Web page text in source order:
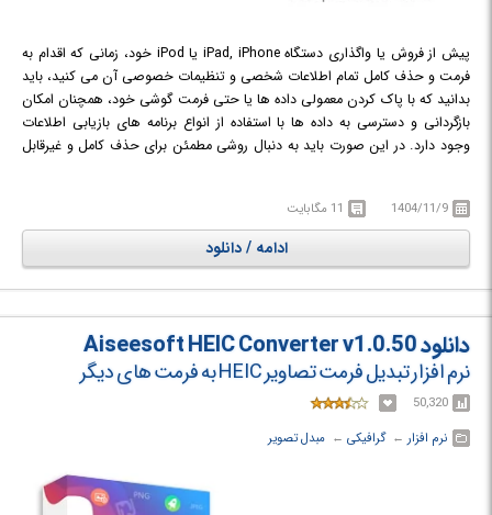
پیش از فروش یا واگذاری دستگاه iPad, iPhone یا iPod خود، زمانی که اقدام به
فرمت و حذف کامل تمام اطلاعات شخصی و تنظیمات خصوصی آن می کنید، باید
بدانید که با پاک کردن معمولی داده ها یا حتی فرمت گوشی خود، همچنان امکان
بازگردانی و دسترسی به داده ها با استفاده از انواع برنامه های بازیابی اطلاعات
وجود دارد. در این صورت باید به دنبال روشی مطمئن برای حذف کامل و غیرقابل
دیگر از دستگاه آی او اس است. این نرم افزار با پشتیبانی از انواع دستگاه های
iOS، علاوه بر فرمت کامل عکس ها، فیلم ها، پیام های متنی، گزارش تماس ها و
... ، قادر به حذف کامل داده های محرمانه ای مانند اکانت های شخصی و گذرواژه
ها، سوابق بانکی، داده های مالی و ... است. Coolmuster iOS Eraser سه سطح
سریع، روش دوم پاک‌سازی داده ها با بازنویسی تمام داده های موجود و حذف
رونویسی می کند و در واقع ایمن ترین گزینه برای فرمت کامل داده ها است.
1404/11/9 11 مگابایت
ادامه / دانلود
دانلود Aiseesoft HEIC Converter v1.0.50
نرم افزار تبدیل فرمت تصاویر HEIC به فرمت های دیگر
50,320
نرم افزار ← ‏گرافیکی ← ‏ مبدل تصویر